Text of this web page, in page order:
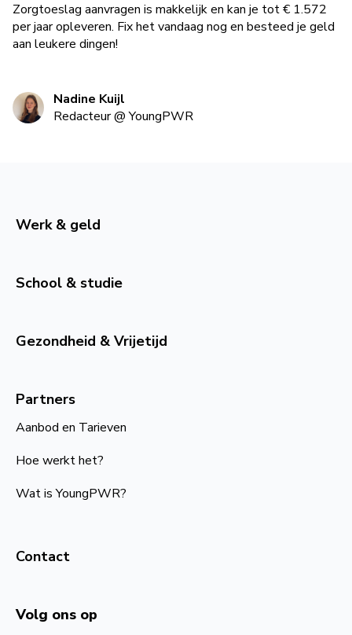
Zorgtoeslag aanvragen is makkelijk en kan je tot € 1.572
per jaar opleveren. Fix het vandaag nog en besteed je geld
aan leukere dingen!
Nadine Kuijl
Redacteur@YoungPWR
Werk & geld
School & studie
Gezondheid & Vrijetijd
Partners
Aanbod en Tarieven
Hoe werkt het?
Wat is YoungPWR?
Contact
Volg ons op